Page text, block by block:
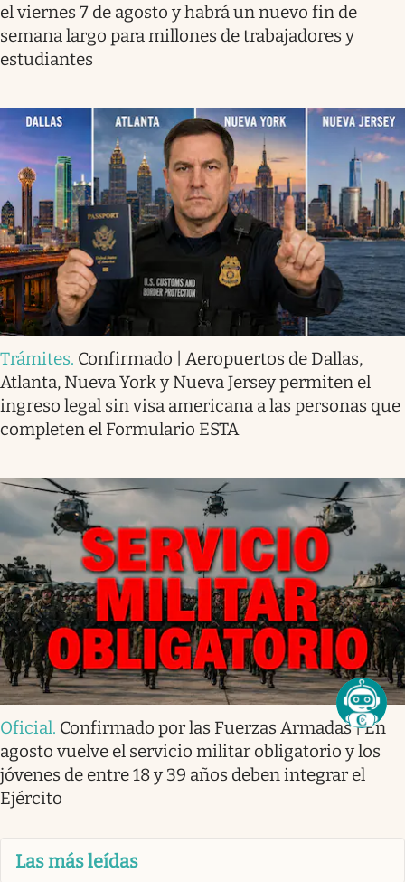
el viernes 7 de agosto y habrá un nuevo fin de
semana largo para millones de trabajadores y
estudiantes
Trámites. Confirmado | Aeropuertos de Dallas,
Atlanta, Nueva York y Nueva Jersey permiten el
ingreso legal sin visa americana a las personas que
completen el Formulario ESTA
Oficial. Confirmado por las Fuerzas Armadas | En
agosto vuelve el servicio militar obligatorio y los
jóvenes de entre 18 y 39 años deben integrar el
Ejército
Las más leídas